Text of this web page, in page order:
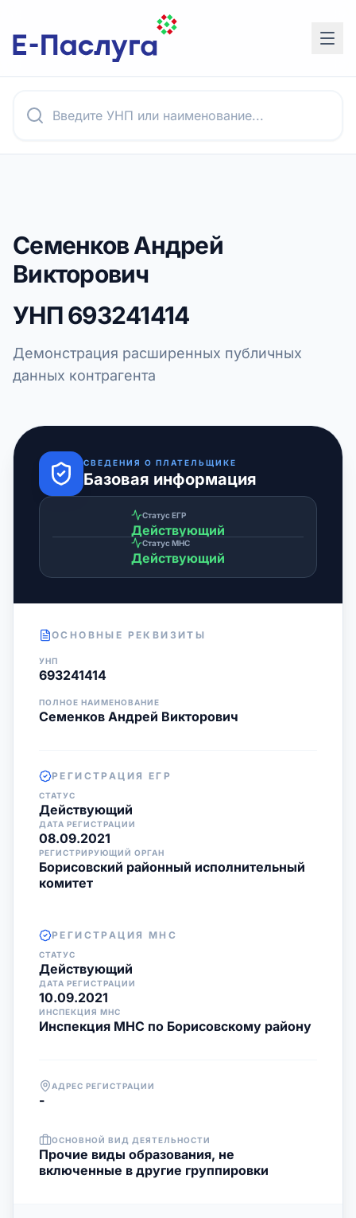
Семенков Андрей
Викторович
УНП693241414
Демонстрация расширенных публичных
данных контрагента
СВЕДЕНИЯ О ПЛАТЕЛЬЩИКЕ
Базовая информация
Статус ЕГР
Действующий
Статус МНС
Действующий
ОСНОВНЫЕ РЕКВИЗИТЫ
УНП
693241414
ПОЛНОЕ НАИМЕНОВАНИЕ
Семенков Андрей Викторович
РЕГИСТРАЦИЯ ЕГР
СТАТУС
Действующий
ДАТА РЕГИСТРАЦИИ
08.09.2021
РЕГИСТРИРУЮЩИЙ ОРГАН
Борисовский районный исполнительный
комитет
РЕГИСТРАЦИЯ МНС
СТАТУС
Действующий
ДАТА РЕГИСТРАЦИИ
10.09.2021
ИНСПЕКЦИЯ МНС
Инспекция МНС по Борисовскому району
АДРЕС РЕГИСТРАЦИИ
-
ОСНОВНОЙ ВИД ДЕЯТЕЛЬНОСТИ
Прочие виды образования, не
включенные в другие группировки